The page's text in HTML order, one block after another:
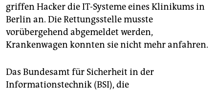
griffen Hacker die IT-Systeme eines Klinikums in
Berlin an. Die Rettungsstelle musste
vorübergehend abgemeldet werden,
Krankenwagen konnten sie nicht mehr anfahren.
Das Bundesamt für Sicherheit in der
Informationstechnik (BSI), die